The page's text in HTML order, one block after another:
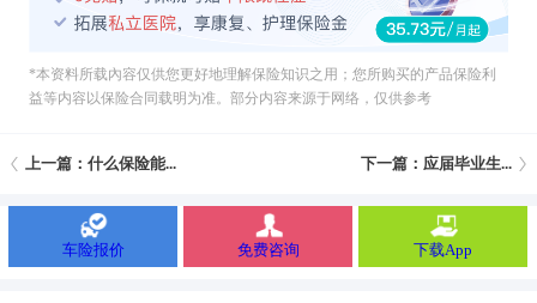
*本资料所载內容仅供您更好地理解保险知识之用；您所购买的产品保险利
益等内容以保险合同载明为准。部分内容来源于网络，仅供参考
上一篇：什么保险能... 下一篇：应届毕业生...
车险报价 免费咨询 下载App